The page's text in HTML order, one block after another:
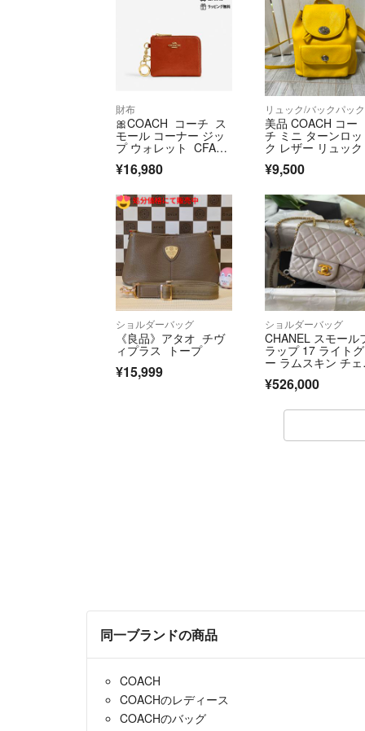
財布
🎀COACH コーチ ス
モール コーナー ジッ
プ ウォレット CFA2
¥16,980
リュック/バックパック
美品 COACH コー
チ ミニ ターンロッ
ク レザー リュック
¥9,500
ショルダーバッグ
《良品》アタオ チヴ
ィプラス トープ
¥15,999
ショルダーバッグ
CHANEL スモール
ラップ 17 ライト
ー ラムスキン チェ
¥526,000
同一ブランドの商品
COACH
COACHのレディース
COACHのバッグ